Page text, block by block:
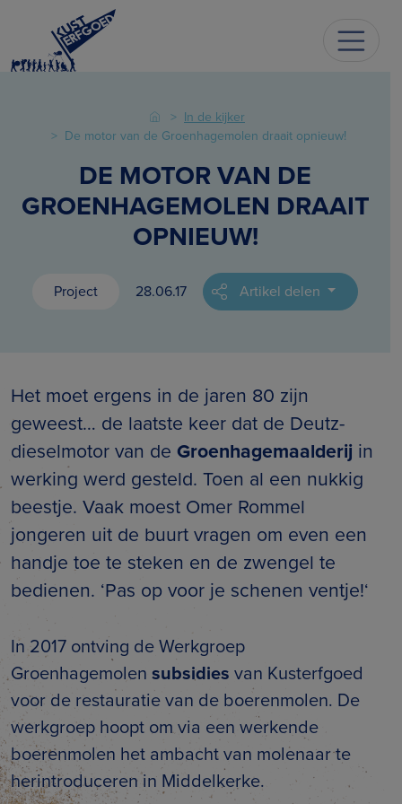
In de kijker
De motor van de Groenhagemolen draait opnieuw!
DE MOTOR VAN DE
GROENHAGEMOLEN DRAAIT
OPNIEUW!
Project 28.06.17 Artikel delen
Het moet ergens in de jaren 80 zijn
geweest… de laatste keer dat de Deutz-
dieselmotor van de Groenhagemaalderij in
werking werd gesteld. Toen al een nukkig
beestje. Vaak moest Omer Rommel
jongeren uit de buurt vragen om even een
handje toe te steken en de zwengel te
bedienen. ‘Pas op voor je schenen ventje!‘
In 2017 ontving de Werkgroep
Groenhagemolen subsidies van Kusterfgoed
voor de restauratie van de boerenmolen. De
werkgroep hoopt om via een werkende
boerenmolen het ambacht van molenaar te
herintroduceren in Middelkerke.